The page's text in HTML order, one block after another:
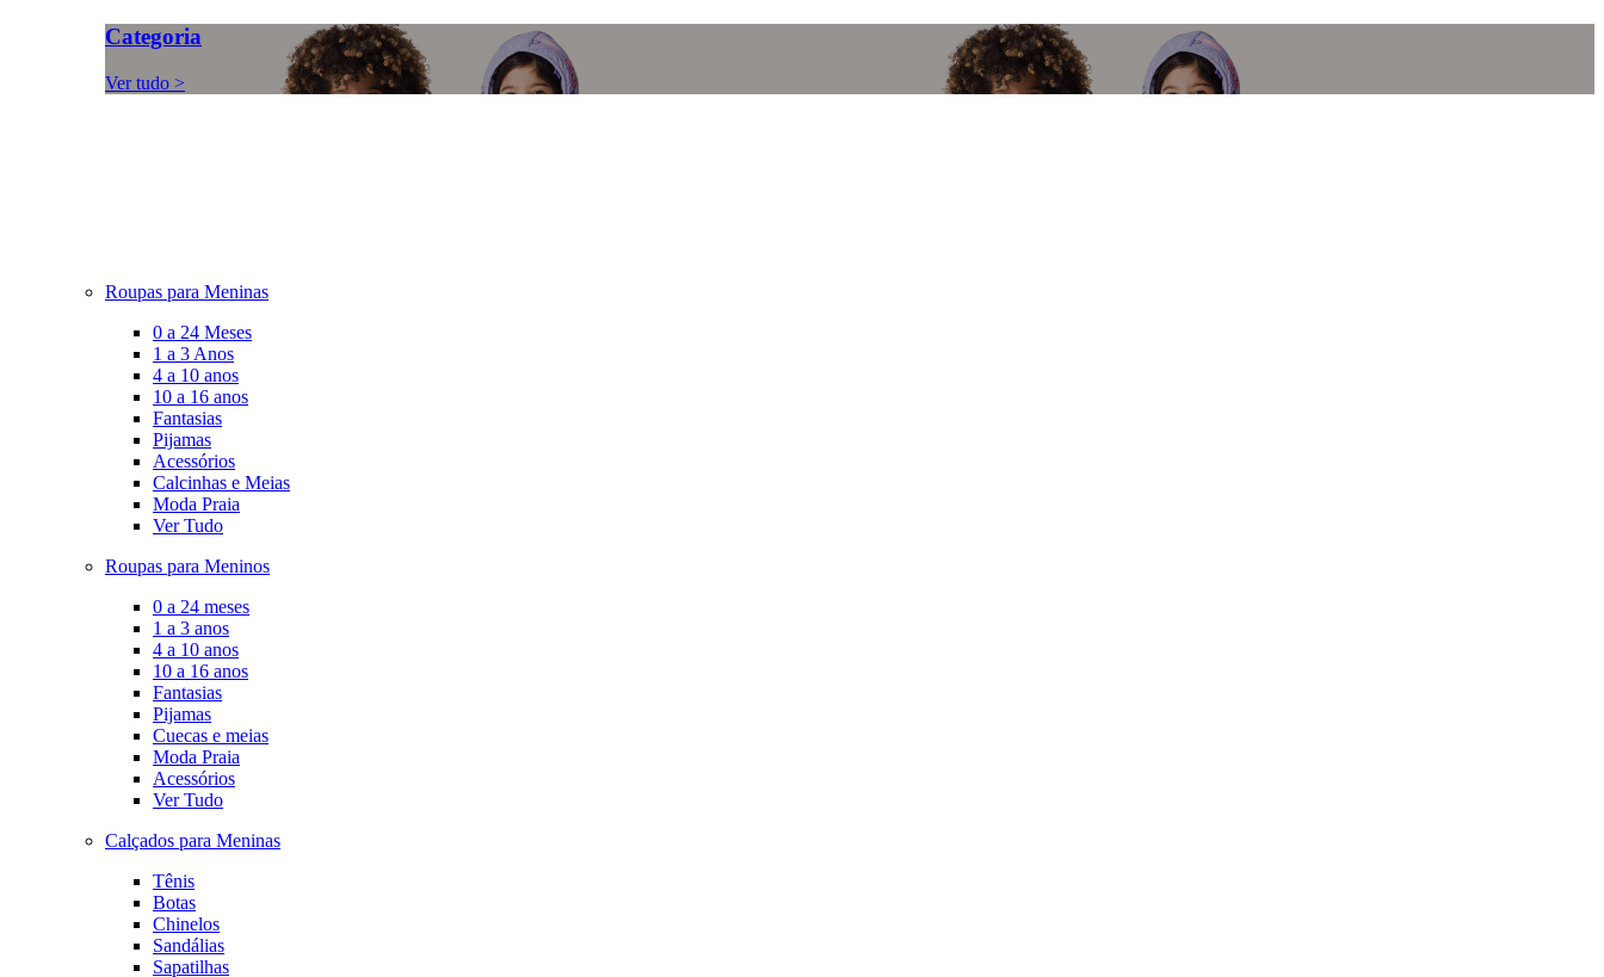
Categoria
Ver tudo >
Roupas para Meninas
0 a 24 Meses
1 a 3 Anos
4 a 10 anos
10 a 16 anos
Fantasias
Pijamas
Acessórios
Calcinhas e Meias
Moda Praia
Ver Tudo
Roupas para Meninos
0 a 24 meses
1 a 3 anos
4 a 10 anos
10 a 16 anos
Fantasias
Pijamas
Cuecas e meias
Moda Praia
Acessórios
Ver Tudo
Calçados para Meninas
Tênis
Botas
Chinelos
Sandálias
Sapatilhas